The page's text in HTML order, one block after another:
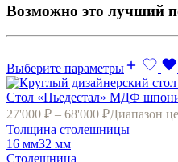
Возможно это лучший
Выберите параметры
Стол «Пьедестал» МДФ
27'000 ₽ – 68'000 ₽Диапазон
Толщина столешницы
16 мм32 мм
Cтолешница